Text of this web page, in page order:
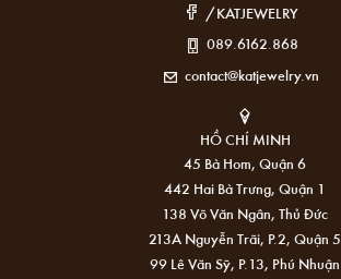
/KATJEWELRY
089.6162.868
contact@katjewelry.vn
HỒ CHÍ MINH
45 Bà Hom, Quận 6
442 Hai Bà Trưng, Quận 1
138 Võ Văn Ngân, Thủ Đức
213A Nguyễn Trãi, P.2, Quận 5
99 Lê Văn Sỹ, P.13, Phú Nhuận